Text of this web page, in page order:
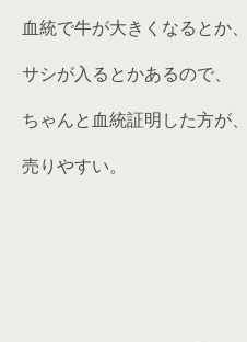
血統で牛が大きくなるとか、
サシが入るとかあるので、
ちゃんと血統証明した方が、
売りやすい。